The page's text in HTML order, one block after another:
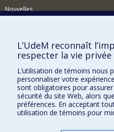
Nouvelles
Comment soutenir le
BESOIN D'AIDE?
Plan du site
Signaler une erreur
Accessibilité
FACULTÉ DES ARTS ET DES
L’UdeM reconnaît
respecter la vie privée
L’utilisation de témoins nous
personnaliser votre
sont obligatoires pour
sécurité du site Web, alors
préférences. En acceptant
utilisation de témoins pour